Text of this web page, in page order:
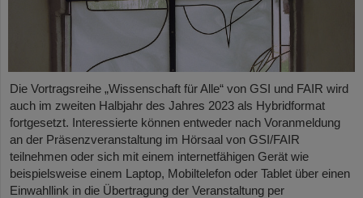
Die Vortragsreihe „Wissenschaft für Alle“ von GSI und FAIR wird
auch im zweiten Halbjahr des Jahres 2023 als Hybridformat
fortgesetzt. Interessierte können entweder nach Voranmeldung
an der Präsenzveranstaltung im Hörsaal von GSI/FAIR
teilnehmen oder sich mit einem internetfähigen Gerät wie
beispielsweise einem Laptop, Mobiltelefon oder Tablet über einen
Einwahllink in die Übertragung der Veranstaltung per